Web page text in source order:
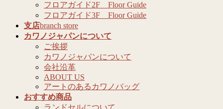
フロアガイド2F Floor Guide
フロアガイド3F Floor Guide
支店branch store
カワノジャパンについて
ご挨拶
カワノジャパンについて
会社沿革
ABOUT US
アートのあるカワノバッグ
おすすめ商品
ランドセルについて